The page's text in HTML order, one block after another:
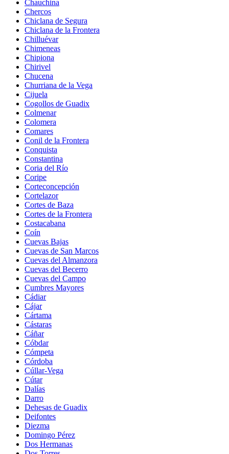
Chauchina
Chercos
Chiclana de Segura
Chiclana de la Frontera
Chilluévar
Chimeneas
Chipiona
Chirivel
Chucena
Churriana de la Vega
Cijuela
Cogollos de Guadix
Colmenar
Colomera
Comares
Conil de la Frontera
Conquista
Constantina
Coria del Río
Coripe
Corteconcepción
Cortelazor
Cortes de Baza
Cortes de la Frontera
Costacabana
Coín
Cuevas Bajas
Cuevas de San Marcos
Cuevas del Almanzora
Cuevas del Becerro
Cuevas del Campo
Cumbres Mayores
Cádiar
Cájar
Cártama
Cástaras
Cáñar
Cóbdar
Cómpeta
Córdoba
Cúllar-Vega
Cútar
Dalías
Darro
Dehesas de Guadix
Deifontes
Diezma
Domingo Pérez
Dos Hermanas